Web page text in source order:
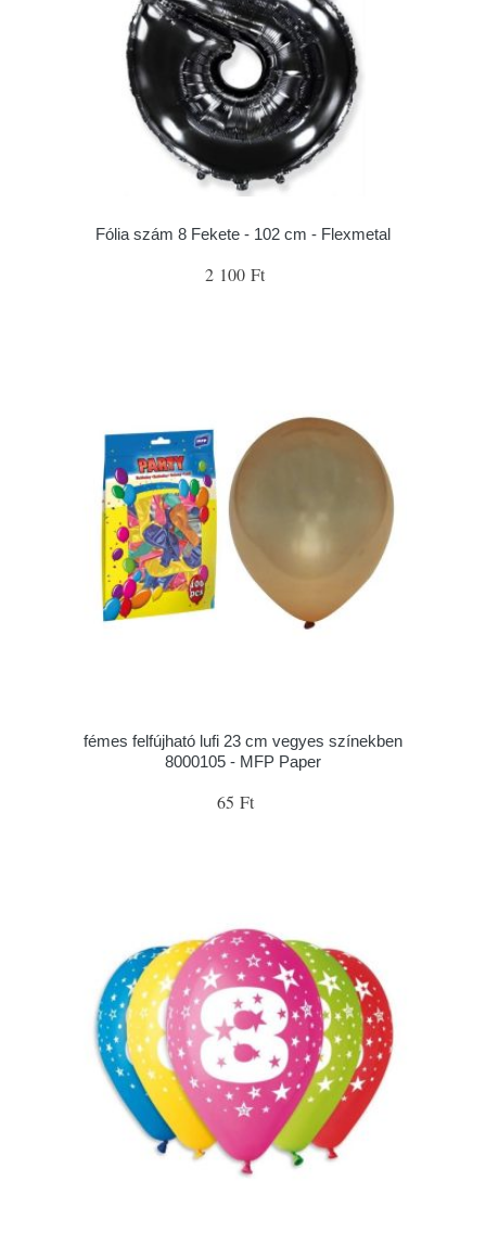
Fólia szám 8 Fekete - 102 cm - Flexmetal
2 100 Ft
fémes felfújható lufi 23 cm vegyes színekben
8000105 - MFP Paper
65 Ft